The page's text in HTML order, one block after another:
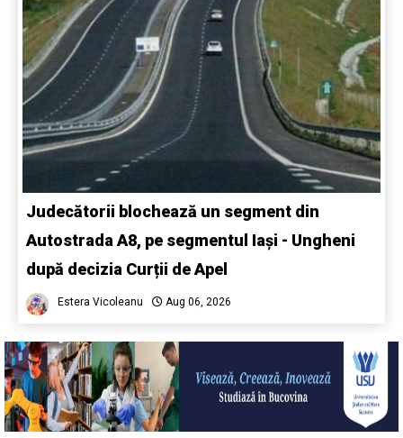
Judecătorii blochează un segment din
Autostrada A8, pe segmentul Iași - Ungheni
după decizia Curții de Apel
Estera Vicoleanu Aug 06, 2026